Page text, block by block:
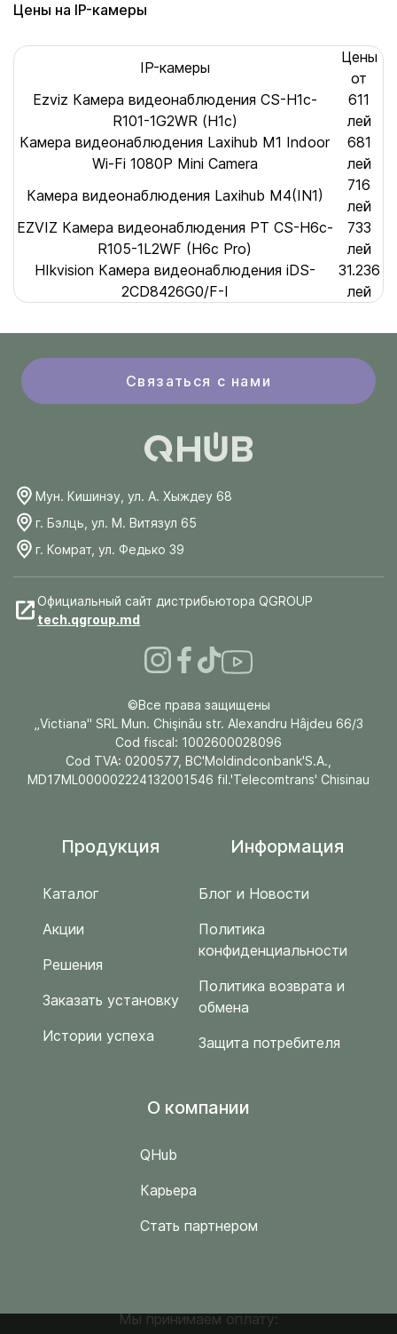
Цены на IP-камеры
IP-камеры
Цены
от
Ezviz Камера видеонаблюдения CS-H1c-
R101-1G2WR (H1c)
611
лей
Камера видеонаблюдения Laxihub M1 Indoor
Wi-Fi 1080P Mini Camera
681
лей
Камера видеонаблюдения Laxihub M4(IN1)
716
лей
EZVIZ Камера видеонаблюдения PT CS-H6c-
R105-1L2WF (H6c Pro)
733
лей
HIkvision Камера видеонаблюдения iDS-
2CD8426G0/F-I
31.236
лей
Связаться с нами
Мун. Кишинэу, ул. А. Хыждеу 68
г. Бэлць, ул. М. Витязул 65
г. Комрат, ул. Федько 39
Официальный сайт дистрибьютора QGROUP
tech.qgroup.md
©Все права защищены
„Victiana" SRL Mun. Chişinău str. Alexandru Hâjdeu 66/3
Cod fiscal: 1002600028096
Cod TVA: 0200577, BC'Moldindconbank'S.A.,
MD17ML000002224132001546 fil.'Telecomtrans' Chisinau
Продукция
Каталог
Акции
Решения
Заказать установку
Истории успеха
Информация
Блог и Новости
Политика
конфиденциальности
Политика возврата и
обмена
Защита потребителя
O компании
QHub
Карьера
Стать партнером
Мы принимаем оплату: